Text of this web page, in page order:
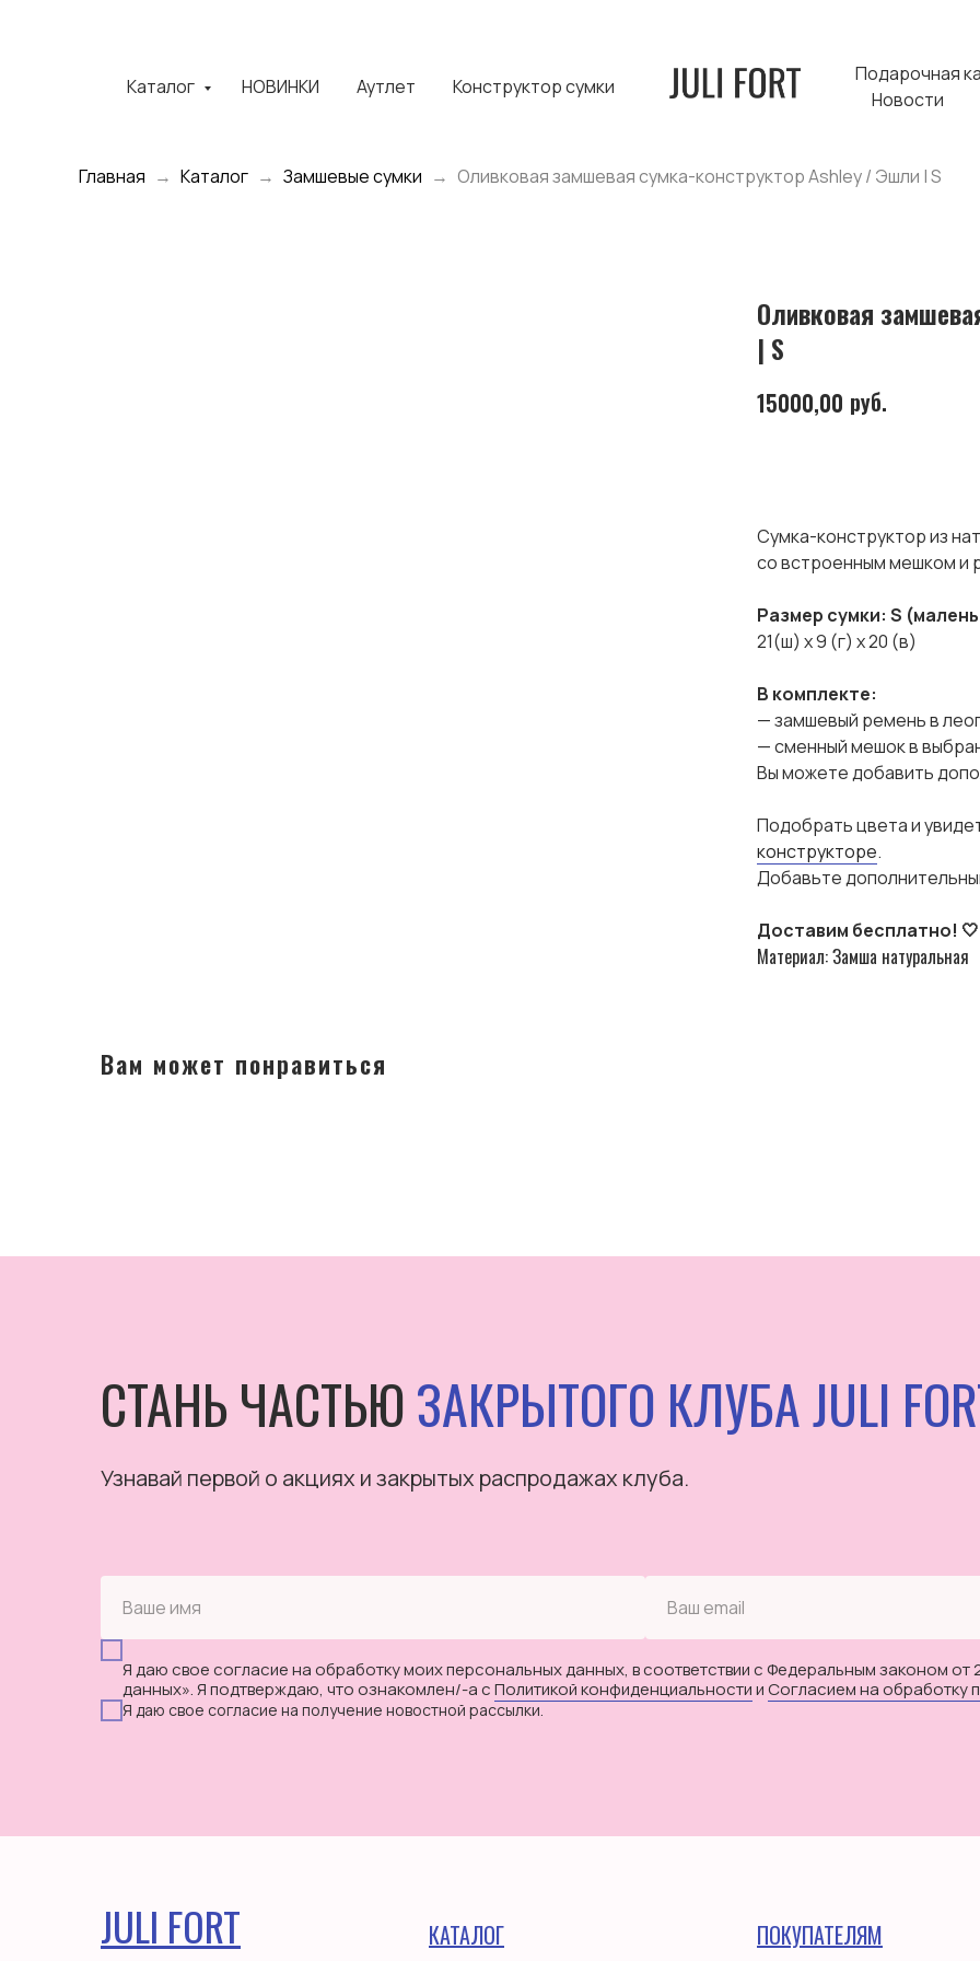
Каталог НОВИНКИ Аутлет Конструктор сумки
Подарочная
Новости
Главная Каталог Замшевые сумки Оливковая замшевая сумка-конструктор Ashley / Эшли | S
Оливковая
| S
15000,00 руб.
Сумка-конструктор из
со встроенным мешком и
Размер сумки: S
21(ш) х 9 (г) х 20 (в)
В комплекте:
— замшевый ремень в
— сменный мешок в
Вы можете добавить
Подобрать цвета и
конструкторе.
Добавьте
Доставим бесплатно! 🤍
Материал: Замша натуральная
Вам может понравиться
СТАНЬ ЧАСТЬЮЗАКРЫТОГО КЛУБА JULI
Узнавай первой о акциях и закрытых распродажах клуба.
Я даю свое согласие на обработку моих персональных данных, в соответствии с Федеральным законом
данных». Я подтверждаю, что ознакомлен/-а сПолитикой конфиденциальностииСогласием на обработку
Я даю свое согласие на получение новостной рассылки.
ПОКУПАТЕЛЯМ
КАТАЛОГ
JULI FORT